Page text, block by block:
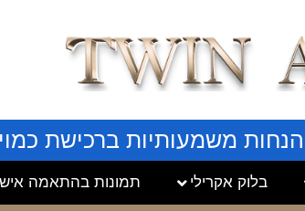
משמעותיות ברכישת
בלוק אקרילי תמונות בהתאמה